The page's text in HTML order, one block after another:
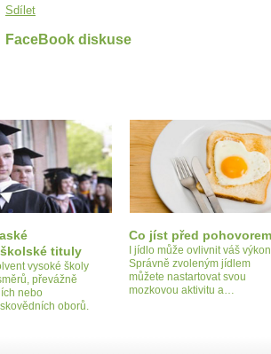
Sdílet
FaceBook diskuse
tituly
vysoké školy
převážně
nebo
oborů.
Co jíst před pohovorem
I jídlo může ovlivnit váš
Správně zvoleným jídlem
můžete nastartovat svou
mozkovou aktivitu a…